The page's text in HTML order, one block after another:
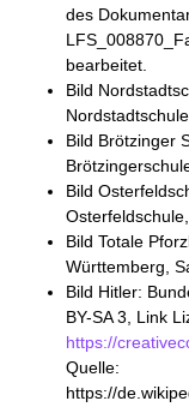
des
bearbeitet.
Bild
Bild Brötzinger
Bild
Bild Totale
Württemberg,
Bild Hitler:
BY-SA 3, Link
https://
Quelle:
https://